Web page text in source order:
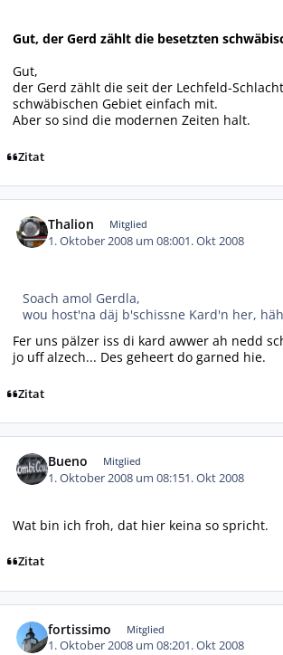
Gut, der Gerd zählt die besetzten
Gut,
der Gerd zählt die seit der Lechfeld-
schwäbischen Gebiet einfach mit.
Aber so sind die modernen Zeiten halt.
Zitat
Thalion Mitglied
1. Oktober 2008 um 08:001. Okt 2008
Soach amol Gerdla,
wou host'na däj b'schissne Kard'n her,
Fer uns pälzer iss di kard awwer ah nedd
jo uff alzech... Des geheert do garned hie.
Zitat
Bueno Mitglied
1. Oktober 2008 um 08:151. Okt 2008
Wat bin ich froh, dat hier keina so spricht.
Zitat
fortissimo Mitglied
1. Oktober 2008 um 08:201. Okt 2008